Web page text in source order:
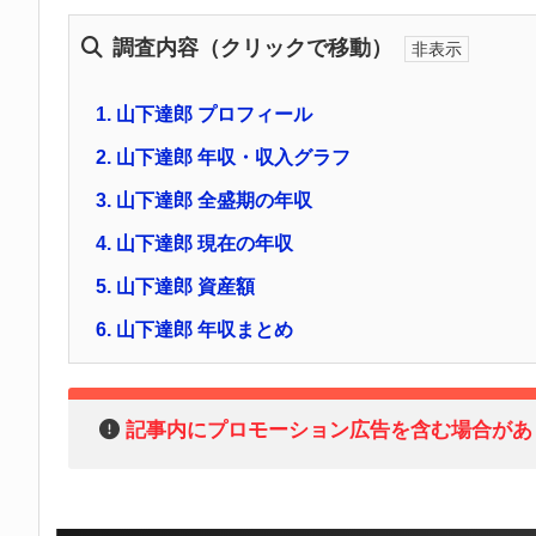
調査内容（クリックで移動）
1. 山下達郎 プロフィール
2. 山下達郎 年収・収入グラフ
3. 山下達郎 全盛期の年収
4. 山下達郎 現在の年収
5. 山下達郎 資産額
6. 山下達郎 年収まとめ
記事内にプロモーション広告を含む場合が